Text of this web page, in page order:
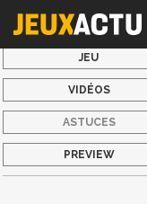
JEU
VIDÉOS
ASTUCES
PREVIEW